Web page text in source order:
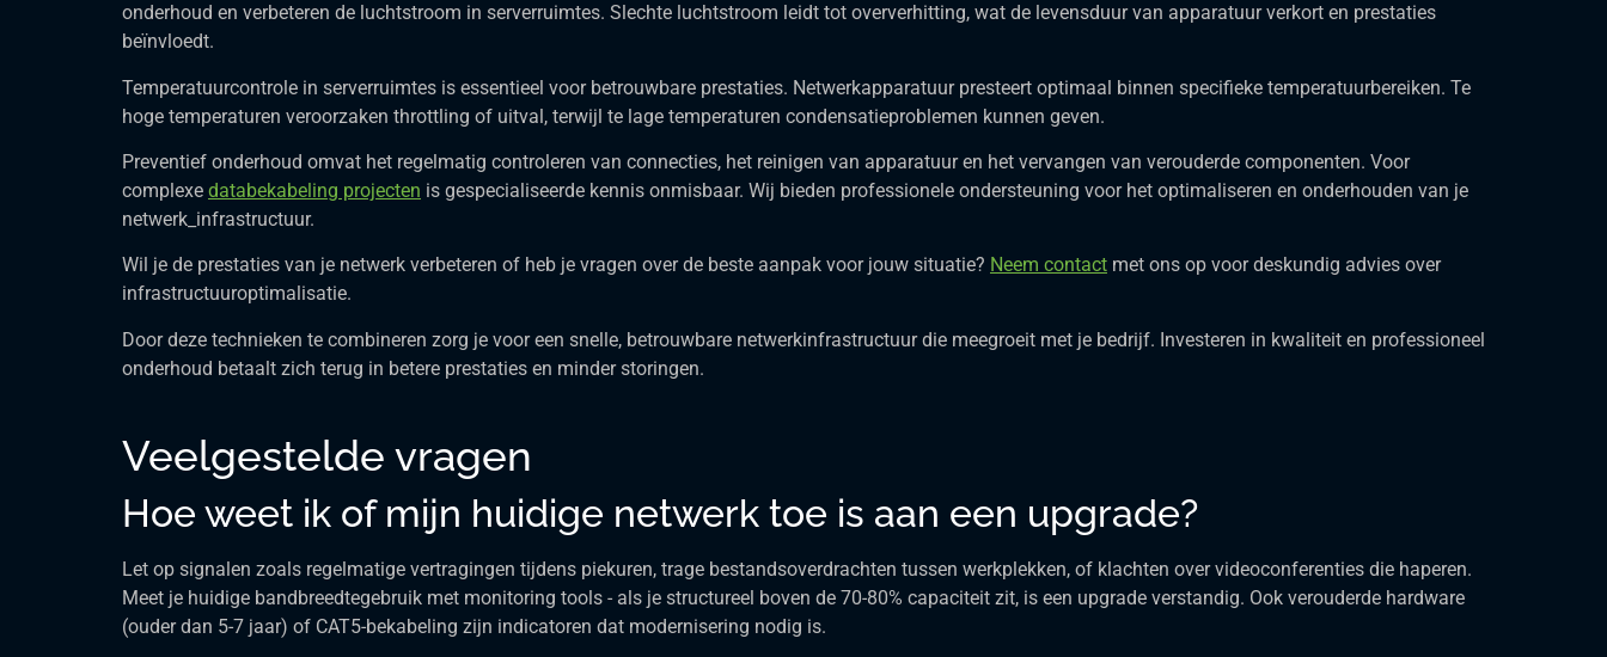
onderhoud en verbeteren de luchtstroom in serverruimtes. Slechte luchtstroom leidt tot oververhitting, wat de levensduur van apparatuur verkort en prestaties
beïnvloedt.
Temperatuurcontrole in serverruimtes is essentieel voor betrouwbare prestaties. Netwerkapparatuur presteert optimaal binnen specifieke temperatuurbereiken. Te
hoge temperaturen veroorzaken throttling of uitval, terwijl te lage temperaturen condensatieproblemen kunnen geven.
Preventief onderhoud omvat het regelmatig controleren van connecties, het reinigen van apparatuur en het vervangen van verouderde componenten. Voor
complexe databekabeling projecten is gespecialiseerde kennis onmisbaar. Wij bieden professionele ondersteuning voor het optimaliseren en onderhouden van je
netwerk_infrastructuur.
Wil je de prestaties van je netwerk verbeteren of heb je vragen over de beste aanpak voor jouw situatie? Neem contact met ons op voor deskundig advies over
infrastructuuroptimalisatie.
Door deze technieken te combineren zorg je voor een snelle, betrouwbare netwerkinfrastructuur die meegroeit met je bedrijf. Investeren in kwaliteit en professioneel
onderhoud betaalt zich terug in betere prestaties en minder storingen.
Veelgestelde vragen
Hoe weet ik of mijn huidige netwerk toe is aan een upgrade?
Let op signalen zoals regelmatige vertragingen tijdens piekuren, trage bestandsoverdrachten tussen werkplekken, of klachten over videoconferenties die haperen.
Meet je huidige bandbreedtegebruik met monitoring tools - als je structureel boven de 70-80% capaciteit zit, is een upgrade verstandig. Ook verouderde hardware
(ouder dan 5-7 jaar) of CAT5-bekabeling zijn indicatoren dat modernisering nodig is.